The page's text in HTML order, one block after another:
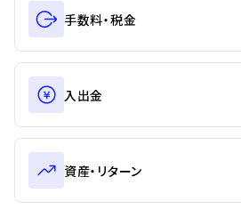
手数料・税金
入出金
資産・リターン